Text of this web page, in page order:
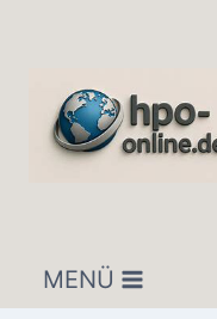
MENÜ